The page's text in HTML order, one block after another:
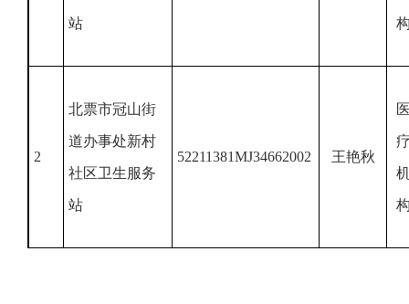
站
2
北票市冠山街
道办事处新村
社区卫生服务
站
52211381MJ34662002 王艳秋